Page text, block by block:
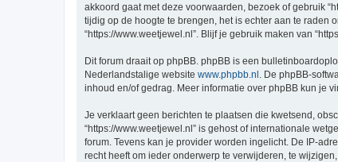
akkoord gaat met deze voorwaarden, bezoek of gebruik
tijdig op de hoogte te brengen, het is echter aan te raden
“https://www.weetjewel.nl”. Blijf je gebruik maken van
Dit forum draait op phpBB. phpBB is een
Nederlandstalige website www.phpbb.nl . De phpBB-
inhoud en/of gedrag. Meer informatie over phpBB kun je
Je verklaart geen berichten te plaatsen die kwetsend,
“https://www.weetjewel.nl” is gehost of internationale
forum. Tevens kan je provider worden ingelicht. De IP-
recht heeft om ieder onderwerp te verwijderen, te